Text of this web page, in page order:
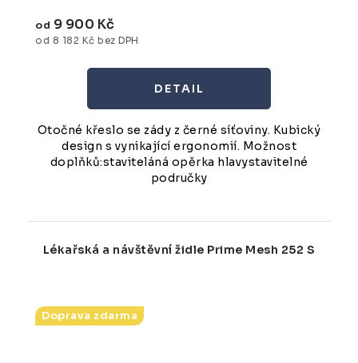
od 8 182 Kč bez DPH
od 9 900 Kč
Otočné křeslo se zády z černé síťoviny. Kubický
design s vynikající ergonomií. Možnost
doplňků:staviteláná opěrka hlavystavitelné
područky
Lékařská a návštěvní židle Prime Mesh 252 S
Doprava zdarma